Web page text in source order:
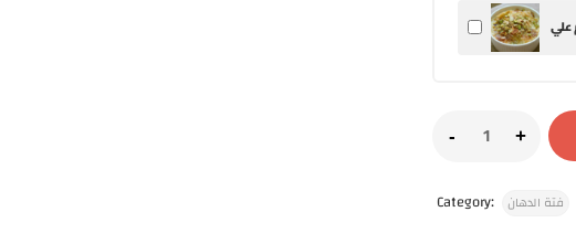
Category: فتة الدهان